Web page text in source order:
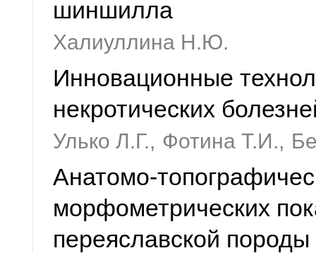
шиншилла
Халиуллина Н.Ю.
Инновационные
некротических
Улько Л.Г., Фотина Т.И.,
Анатомо-
морфометрических
переяславской